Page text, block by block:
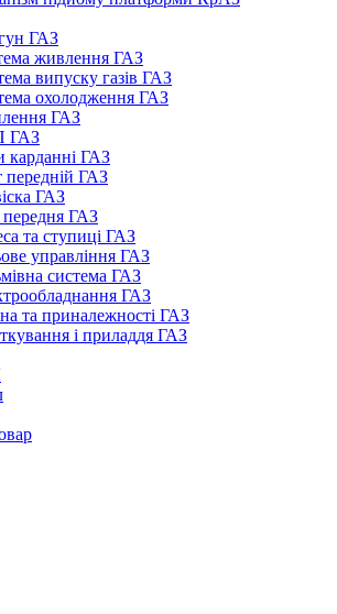
ГАЗ
живлення ГАЗ
випуску газів ГАЗ
охолодження ГАЗ
ГАЗ
ГАЗ
карданні ГАЗ
передній ГАЗ
ГАЗ
передня ГАЗ
та ступиці ГАЗ
управління ГАЗ
система ГАЗ
ГАЗ
та приналежності ГАЗ
і приладдя ГАЗ